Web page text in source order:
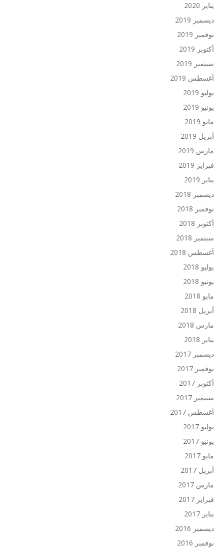
يناير 2020
ديسمبر 2019
نوفمبر 2019
أكتوبر 2019
سبتمبر 2019
أغسطس 2019
يوليو 2019
يونيو 2019
مايو 2019
أبريل 2019
مارس 2019
فبراير 2019
يناير 2019
ديسمبر 2018
نوفمبر 2018
أكتوبر 2018
سبتمبر 2018
أغسطس 2018
يوليو 2018
يونيو 2018
مايو 2018
أبريل 2018
مارس 2018
يناير 2018
ديسمبر 2017
نوفمبر 2017
أكتوبر 2017
سبتمبر 2017
أغسطس 2017
يوليو 2017
يونيو 2017
مايو 2017
أبريل 2017
مارس 2017
فبراير 2017
يناير 2017
ديسمبر 2016
نوفمبر 2016